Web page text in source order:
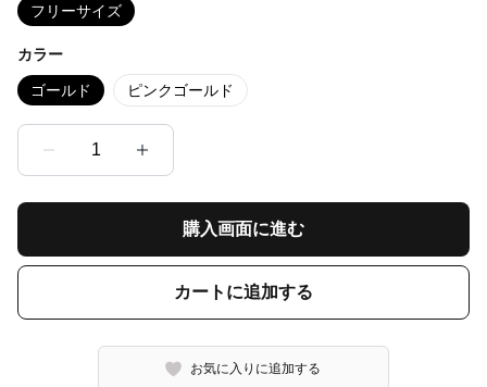
フリーサイズ
カラー
ゴールド ピンクゴールド
1
購入画面に進む
カートに追加する
お気に入りに追加する